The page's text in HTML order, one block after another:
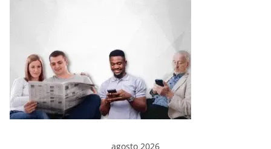
agosto 2026